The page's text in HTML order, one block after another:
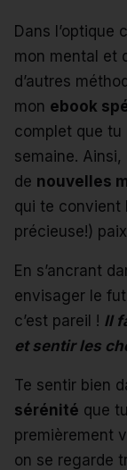
Dans l’optique
mon mental et
d’autres
mon ebook
complet que tu
semaine. Ainsi,
de nouvelles
qui te convient
précieuse!)
En s’ancrant
envisager le
c’est pareil ! Il
et sentir les
Te sentir bien
sérénité que
premièrement
on se regarde